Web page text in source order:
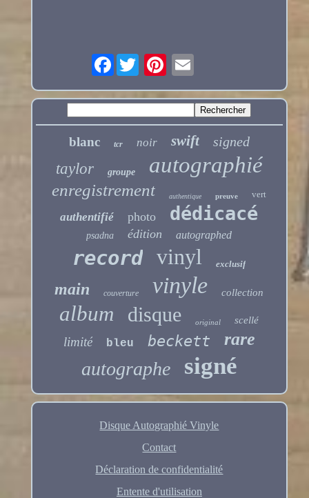
Facebook
blanc tcr noir swift signed
taylor groupe autographié
enregistrement authentique preuve vert
authentifié photo dédicacé
psadna édition autographed
record vinyl exclusif
main couverture vinyle collection
album disque original scellé
limité bleu beckett rare
autographe signé
Disque Autographié Vinyle
Contact
Déclaration de confidentialité
Entente d'utilisation